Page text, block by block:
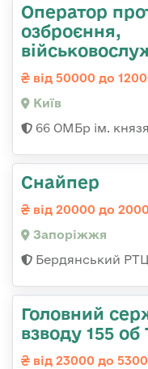
Оператор
озброєння,
від 50000 до
Київ
66 ОМБр ім.
Снайпер
від 20000 до
Запоріжжя
Бердянський
Головний
взводу 155 об
від 23000 до